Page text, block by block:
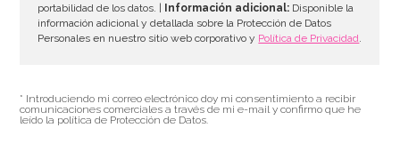
portabilidad de los datos. |
Información adicional: Disponible la
información adicional y detallada sobre la Protección de Datos
Personales en nuestro sitio web corporativo y Política de Privacidad.
* Introduciendo mi correo electrónico doy mi consentimiento a recibir
comunicaciones comerciales a través de mi e-mail y confirmo que he
leído la política de Protección de Datos.